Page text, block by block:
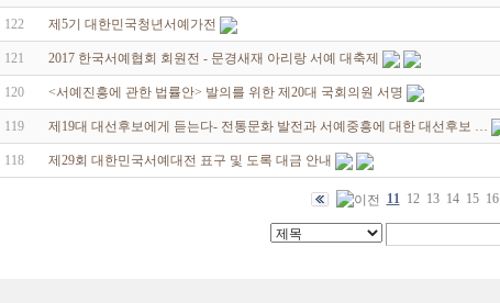
122 제5기 대한민국청년서예가전
121 2017 한국서예협회 회원전 - 문경새재 아리랑 서예 대축제
120 <서예진흥에 관한 법률안> 발의를 위한 제20대 국회의원 서명
119 제19대 대선후보에게 듣는다- 전통문화 발전과 서예중흥에 대한 대선후보 …
118 제29회 대한민국서예대전 표구 및 도록 대금 안내
11 12 13 14 15 16